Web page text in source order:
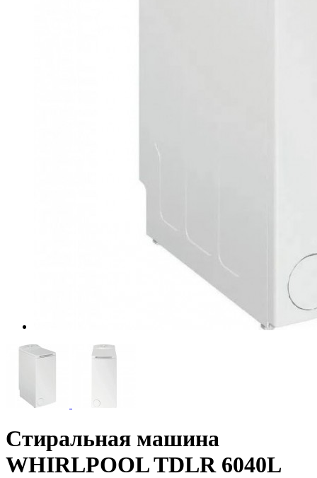
Стиральная машина
WHIRLPOOL TDLR 6040L